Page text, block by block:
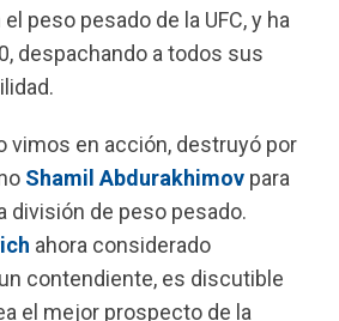
peso pesado de la UFC, y ha
despachando a todos sus
vimos en acción, destruyó por
Shamil Abdurakhimov para
división de peso pesado.
ahora considerado
contendiente, es discutible
el mejor prospecto de la